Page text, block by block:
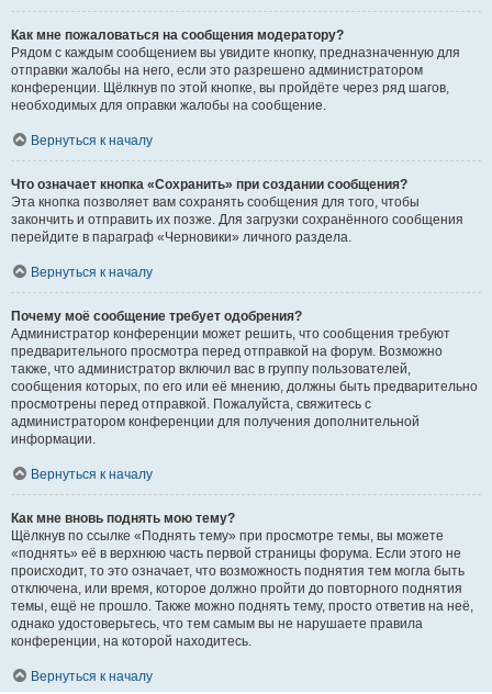
Как мне пожаловаться на сообщения модератору?
Рядом с каждым сообщением вы увидите кнопку, предназначенную для
отправки жалобы на него, если это разрешено администратором
конференции. Щёлкнув по этой кнопке, вы пройдёте через ряд шагов,
необходимых для оправки жалобы на сообщение.
Вернуться к началу
Что означает кнопка «Сохранить» при создании сообщения?
Эта кнопка позволяет вам сохранять сообщения для того, чтобы
закончить и отправить их позже. Для загрузки сохранённого сообщения
перейдите в параграф «Черновики» личного раздела.
Вернуться к началу
Почему моё сообщение требует одобрения?
Администратор конференции может решить, что сообщения требуют
предварительного просмотра перед отправкой на форум. Возможно
также, что администратор включил вас в группу пользователей,
сообщения которых, по его или её мнению, должны быть предварительно
просмотрены перед отправкой. Пожалуйста, свяжитесь с
администратором конференции для получения дополнительной
информации.
Вернуться к началу
Как мне вновь поднять мою тему?
Щёлкнув по ссылке «Поднять тему» при просмотре темы, вы можете
«поднять» её в верхнюю часть первой страницы форума. Если этого не
происходит, то это означает, что возможность поднятия тем могла быть
отключена, или время, которое должно пройти до повторного поднятия
темы, ещё не прошло. Также можно поднять тему, просто ответив на неё,
однако удостоверьтесь, что тем самым вы не нарушаете правила
конференции, на которой находитесь.
Вернуться к началу